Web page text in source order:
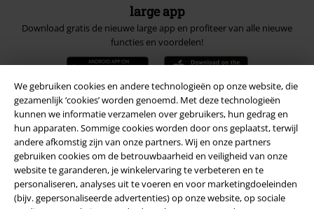
We gebruiken cookies en andere technologieën op onze website, die
gezamenlijk ‘cookies’ worden genoemd. Met deze technologieën
kunnen we informatie verzamelen over gebruikers, hun gedrag en
hun apparaten. Sommige cookies worden door ons geplaatst, terwijl
andere afkomstig zijn van onze partners. Wij en onze partners
gebruiken cookies om de betrouwbaarheid en veiligheid van onze
website te garanderen, je winkelervaring te verbeteren en te
personaliseren, analyses uit te voeren en voor marketingdoeleinden
(bijv. gepersonaliseerde advertenties) op onze website, op sociale
large app
Download gratis de nieuwe large app en profiteer van alle nieuwe
functies en voordelen!
A Warner Music Group Company